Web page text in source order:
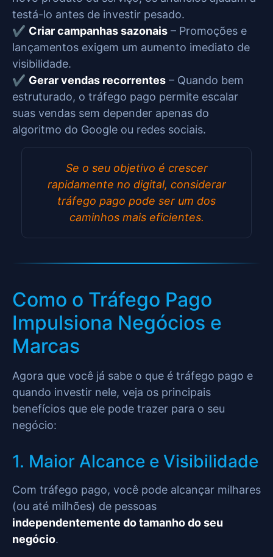
testá-lo antes de investir pesado.
✔️ Criar campanhas sazonais – Promoções e
lançamentos exigem um aumento imediato de
visibilidade.
✔️ Gerar vendas recorrentes – Quando bem
estruturado, o tráfego pago permite escalar
suas vendas sem depender apenas do
algoritmo do Google ou redes sociais.
Se o seu objetivo é crescer
rapidamente no digital, considerar
tráfego pago pode ser um dos
caminhos mais eficientes.
Como o Tráfego Pago
Impulsiona Negócios e
Marcas
Agora que você já sabe o que é tráfego pago e
quando investir nele, veja os principais
benefícios que ele pode trazer para o seu
negócio:
1. Maior Alcance e Visibilidade
Com tráfego pago, você pode alcançar milhares
(ou até milhões) de pessoas
independentemente do tamanho do seu
negócio.